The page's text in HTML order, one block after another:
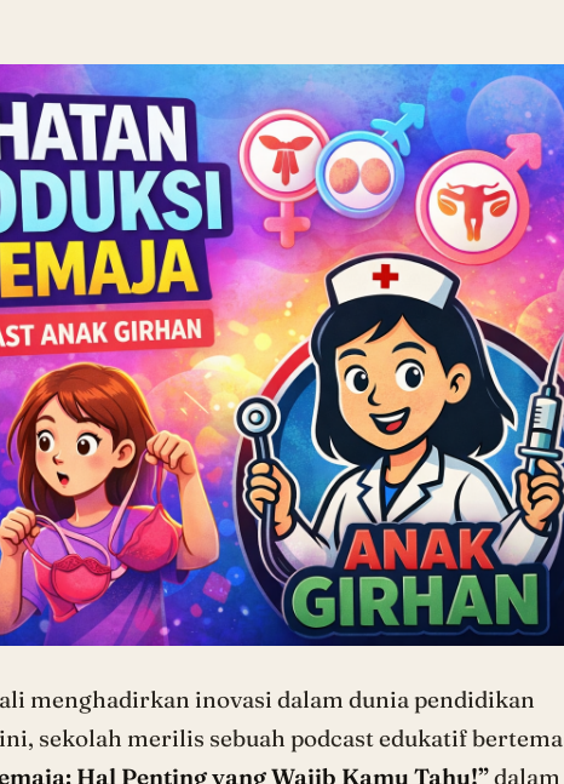
menghadirkan inovasi dalam dunia pendidikan
sekolah merilis sebuah podcast edukatif bertema
Hal Penting yang Wajib Kamu Tahu!”dalam